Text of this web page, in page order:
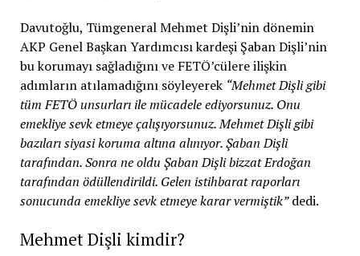
Davutoğlu, Tümgeneral Mehmet Dişli’nin dönemin
AKP Genel Başkan Yardımcısı kardeşi Şaban Dişli’nin
bu korumayı sağladığını ve FETÖ’cülere ilişkin
adımların atılamadığını söyleyerek “Mehmet Dişli gibi
tüm FETÖ unsurları ile mücadele ediyorsunuz. Onu
emekliye sevk etmeye çalışıyorsunuz. Mehmet Dişli gibi
bazıları siyasi koruma altına alınıyor. Şaban Dişli
tarafından. Sonra ne oldu Şaban Dişli bizzat Erdoğan
tarafından ödüllendirildi. Gelen istihbarat raporları
sonucunda emekliye sevk etmeye karar vermiştik”dedi.
Mehmet Dişli kimdir?